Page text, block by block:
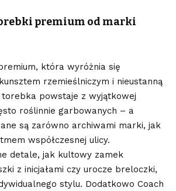
premium od marki
która wyróżnia się
rzemieślniczym i nieustanną
torebka powstaje z wyjątkowej
roślinnie garbowanych – a
są zarówno archiwami marki, jak
współczesnej ulicy.
detale, jak kultowy zamek
z inicjałami czy urocze breloczki,
stylu. Dodatkowo Coach